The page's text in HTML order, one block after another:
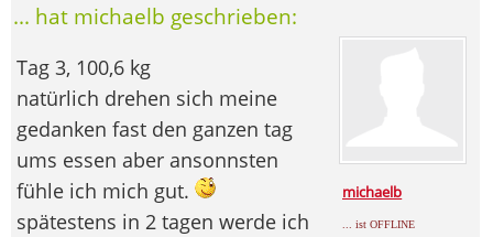
... hat michaelb geschrieben:
michaelb
... ist OFFLINE
Tag 3, 100,6 kg
natürlich drehen sich meine
gedanken fast den ganzen tag
ums essen aber ansonnsten
fühle ich mich gut.
spätestens in 2 tagen werde ich